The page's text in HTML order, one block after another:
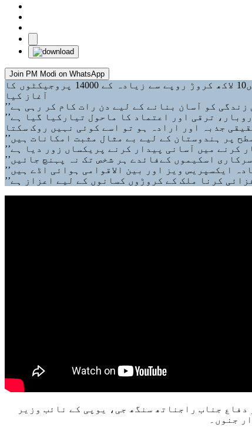
Join PM Modi on WhatsApp
اترپردیش میں عالمی سرمایہ کاروں کی سربراہ کانفرنس 2023 کی چوتھی سنگ بنیاد تقریب میں پورے اترپردیش میں10 لاکھ کروڑ روپے سے زیادہ کے 14000 پروجیکٹوں کا
آغاز کیا
جذبہ اور ارادہ ہو تو اسے کوئی نہیں روک سکتا
جناب راجناتھ سنگھ جی، یوپی کے نائب وزیر
جنوں۔